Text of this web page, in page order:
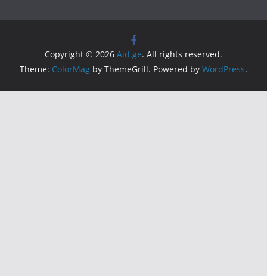
Copyright © 2026 Aid.ge. All rights reserved.
Theme: ColorMag by ThemeGrill. Powered by WordPress.